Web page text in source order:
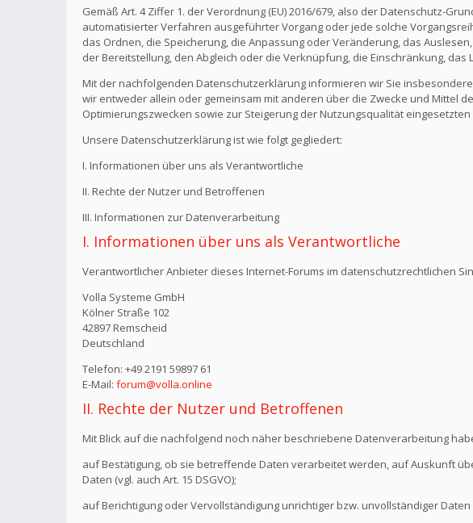
Gemäß Art. 4 Ziffer 1. der Verordnung (EU) 2016/679, also der Datenschutz-
automatisierter Verfahren ausgeführter Vorgang oder jede solche
das Ordnen, die Speicherung, die Anpassung oder Veränderung, das
der Bereitstellung, den Abgleich oder die Verknüpfung, die Einschränkung, das
Mit der nachfolgenden Datenschutzerklärung informieren wir Sie
wir entweder allein oder gemeinsam mit anderen über die Zwecke und Mittel
Optimierungszwecken sowie zur Steigerung der Nutzungsqualität
Unsere Datenschutzerklärung ist wie folgt gegliedert:
I. Informationen über uns als Verantwortliche
II. Rechte der Nutzer und Betroffenen
III. Informationen zur Datenverarbeitung
I. Informationen über uns als Verantwortliche
Verantwortlicher Anbieter dieses Internet-Forums im datenschutzrechtlichen
Volla Systeme GmbH
Kölner Straße 102
42897 Remscheid
Deutschland
Telefon: +49 2191 59897 61
E-Mail: forum@volla.online
II. Rechte der Nutzer und Betroffenen
Mit Blick auf die nachfolgend noch näher beschriebene Datenverarbeitung
auf Bestätigung, ob sie betreffende Daten verarbeitet werden, auf Auskunft
Daten (vgl. auch Art. 15 DSGVO);
auf Berichtigung oder Vervollständigung unrichtiger bzw. unvollständiger Daten